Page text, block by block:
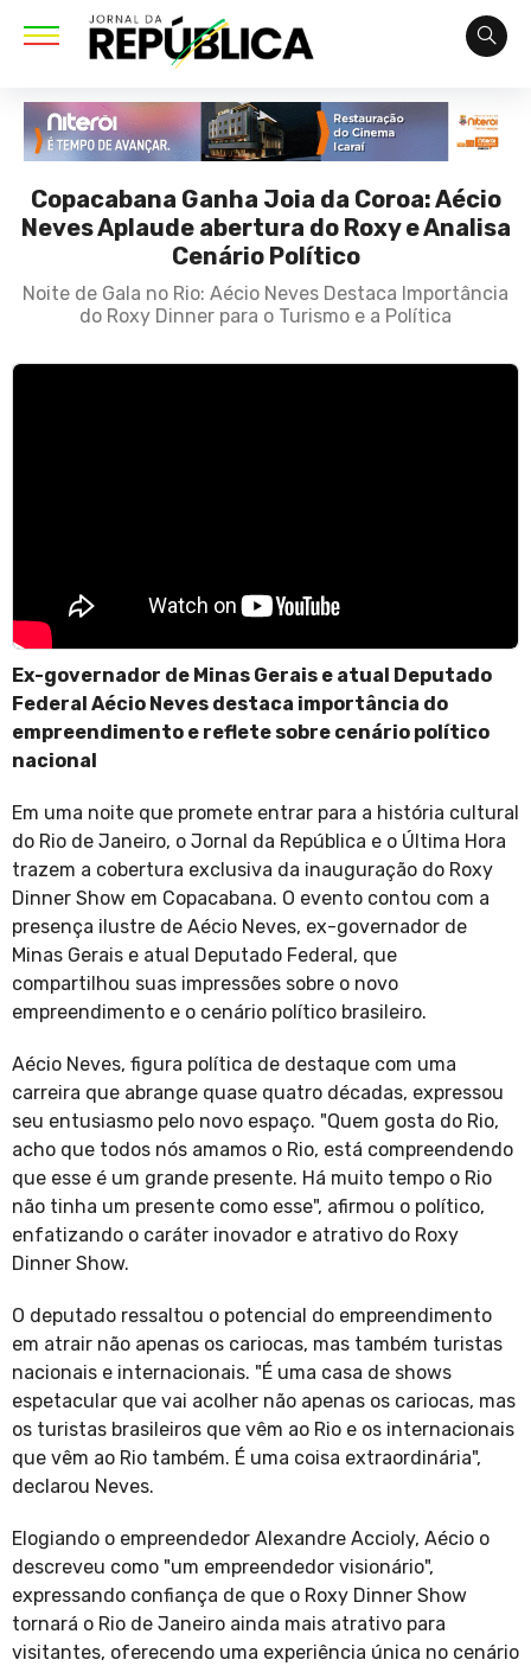
Copacabana Ganha Joia da Coroa: Aécio
Neves Aplaude abertura do Roxy e Analisa
Cenário Político
Noite de Gala no Rio: Aécio Neves Destaca Importância
do Roxy Dinner para o Turismo e a Política
Ex-governador de Minas Gerais e atual Deputado
Federal Aécio Neves destaca importância do
empreendimento e reflete sobre cenário político
nacional
Em uma noite que promete entrar para a história cultural
do Rio de Janeiro, o Jornal da República e o Última Hora
trazem a cobertura exclusiva da inauguração do Roxy
Dinner Show em Copacabana. O evento contou com a
presença ilustre de Aécio Neves, ex-governador de
Minas Gerais e atual Deputado Federal, que
compartilhou suas impressões sobre o novo
empreendimento e o cenário político brasileiro.
Aécio Neves, figura política de destaque com uma
carreira que abrange quase quatro décadas, expressou
seu entusiasmo pelo novo espaço. "Quem gosta do Rio,
acho que todos nós amamos o Rio, está compreendendo
que esse é um grande presente. Há muito tempo o Rio
não tinha um presente como esse", afirmou o político,
enfatizando o caráter inovador e atrativo do Roxy
Dinner Show.
O deputado ressaltou o potencial do empreendimento
em atrair não apenas os cariocas, mas também turistas
nacionais e internacionais. "É uma casa de shows
espetacular que vai acolher não apenas os cariocas, mas
os turistas brasileiros que vêm ao Rio e os internacionais
que vêm ao Rio também. É uma coisa extraordinária",
declarou Neves.
Elogiando o empreendedor Alexandre Accioly, Aécio o
descreveu como "um empreendedor visionário",
expressando confiança de que o Roxy Dinner Show
tornará o Rio de Janeiro ainda mais atrativo para
visitantes, oferecendo uma experiência única no cenário